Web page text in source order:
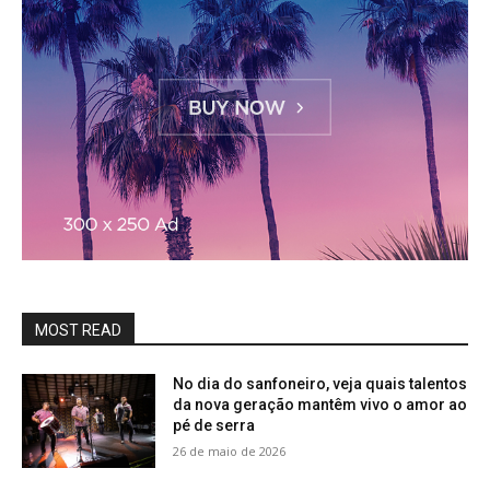
MOST READ
No dia do sanfoneiro, veja quais talentos
da nova geração mantêm vivo o amor ao
pé de serra
26 de maio de 2026